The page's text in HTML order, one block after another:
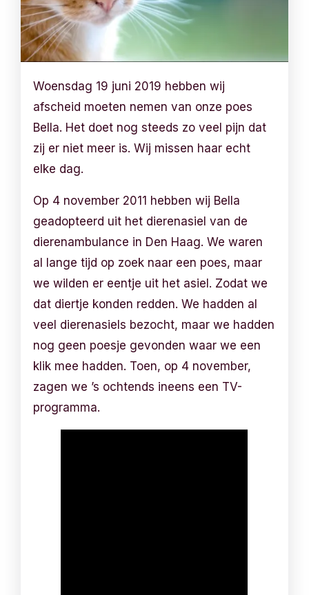
Woensdag 19 juni 2019 hebben wij
afscheid moeten nemen van onze poes
Bella. Het doet nog steeds zo veel pijn dat
zij er niet meer is. Wij missen haar echt
elke dag.
Op 4 november 2011 hebben wij Bella
geadopteerd uit het dierenasiel van de
dierenambulance in Den Haag. We waren
al lange tijd op zoek naar een poes, maar
we wilden er eentje uit het asiel. Zodat we
dat diertje konden redden. We hadden al
veel dierenasiels bezocht, maar we hadden
nog geen poesje gevonden waar we een
klik mee hadden. Toen, op 4 november,
zagen we ’s ochtends ineens een TV-
programma.